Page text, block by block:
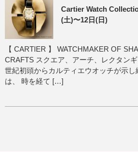
Cartier Watch
(土)〜12日(日)
【 CARTIER 】 WATCHMAKER OF
CRAFTS スクエア、アーチ、レクタン
世紀初頭からカルティエウオッチが示
は、 時を経て […]